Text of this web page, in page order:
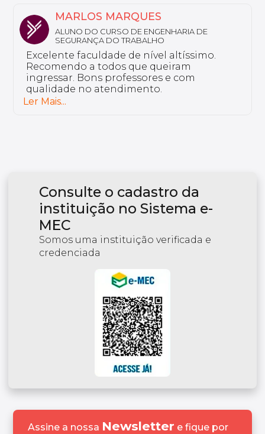
NATHALY
ALUNA DO CURSO DE FARMÁCIA ESTÉTICA
Sou aluno da Unyleya da pós-graduação
em Saúde do Idoso e Gerontologia. Não
tenho nada a reclamar, a instituição é
excelente e tem professores bem
preparados.
Ler Mais...
Consulte o cadastro da
instituição no Sistema e-
MEC
Somos uma instituição verificada e
credenciada
Assine a nossa Newsletter e fique por